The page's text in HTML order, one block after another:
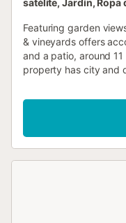
Featuring garden
& vineyards offers
and a patio, around
property has city and